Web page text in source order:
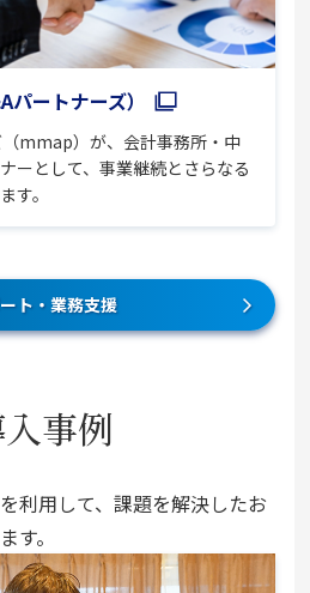
ートナーズ）
（mmap）が、会計事務所・中
ーとして、事業継続とさらなる
す。
ト・業務支援
事例
利用して、課題を解決したお
す。